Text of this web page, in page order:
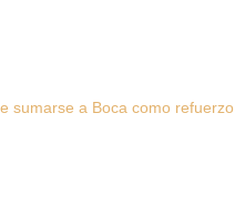
sumarse a Boca como refuerzo